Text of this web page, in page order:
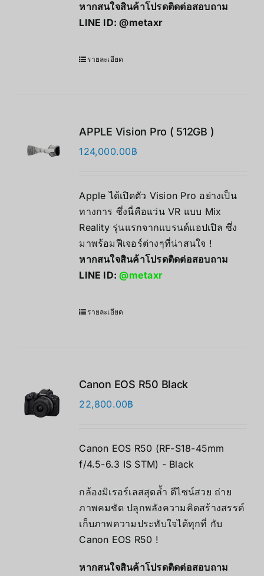
หากสนใจสินค้าโปรดติดต่อสอบถาม
LINE ID:@metaxr
รายละเอียด
APPLE Vision Pro ( 512GB )
124,000.00฿
Apple ได้เปิดตัว Vision Pro อย่างเป็น
ทางการ ซึ่งนี่คือแว่น VR แบบ Mix
Reality รุ่นแรกจากแบรนด์แอปเปิล ซึ่ง
มาพร้อมฟีเจอร์ต่างๆที่น่าสนใจ !
หากสนใจสินค้าโปรดติดต่อสอบถาม
LINE ID:@metaxr
รายละเอียด
Canon EOS R50 Black
22,800.00฿
Canon EOS R50 (RF-S18-45mm
f/4.5-6.3 IS STM) - Black
กล้องมิเรอร์เลสสุดล้ำ ดีไซน์สวย ถ่าย
ภาพคมชัด ปลุกพลังความคิดสร้างสรรค์
เก็บภาพความประทับใจได้ทุกที่ กับ
Canon EOS R50 !
หากสนใจสินค้าโปรดติดต่อสอบถาม